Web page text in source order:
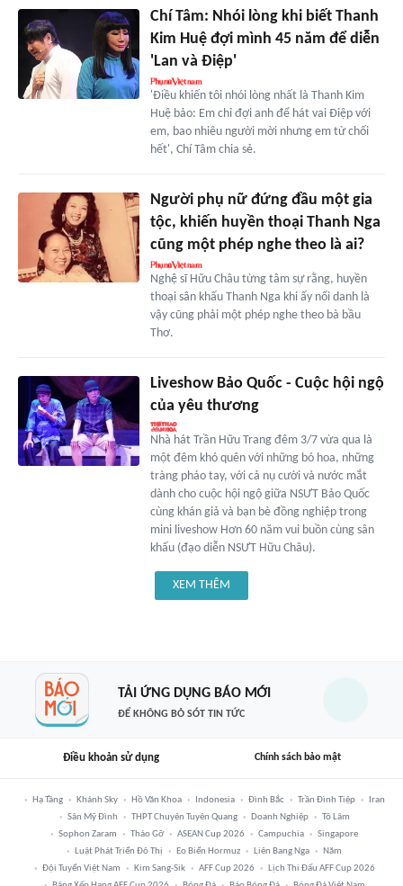
Chí Tâm: Nhói lòng khi biết Thanh
Kim Huệ đợi mình 45 năm để diễn
'Lan và Điệp'
'Điều khiến tôi nhói lòng nhất là Thanh Kim
Huệ bảo: Em chỉ đợi anh để hát vai Điệp với
em, bao nhiêu người mời nhưng em từ chối
hết', Chí Tâm chia sẻ.
Người phụ nữ đứng đầu một gia
tộc, khiến huyền thoại Thanh Nga
cũng một phép nghe theo là ai?
Nghệ sĩ Hữu Châu từng tâm sự rằng, huyền
thoại sân khấu Thanh Nga khi ấy nổi danh là
vậy cũng phải một phép nghe theo bà bầu
Thơ.
Liveshow Bảo Quốc - Cuộc hội ngộ
của yêu thương
Nhà hát Trần Hữu Trang đêm 3/7 vừa qua là
một đêm khó quên với những bó hoa, những
tràng pháo tay, với cả nụ cười và nước mắt
dành cho cuộc hội ngộ giữa NSƯT Bảo Quốc
cùng khán giả và bạn bè đồng nghiệp trong
mini liveshow Hơn 60 năm vui buồn cùng sân
khấu (đạo diễn NSƯT Hữu Châu).
XEM THÊM
TẢI ỨNG DỤNG BÁO MỚI
ĐỂ KHÔNG BỎ SÓT TIN TỨC
Điều khoản sử dụng Chính sách bảo mật
Hạ Tầng Khánh Sky Hồ Văn Khoa Indonesia Đình Bắc Trần Đình Tiệp
Iran
Sân Mỹ Đình
THPT Chuyên Tuyên Quang Doanh Nghiệp
Tô Lâm
Sophon Zaram
Tháo Gỡ ASEAN Cup 2026 Campuchia
Singapore
Luật Phát Triển Đô Thị
Eo Biển Hormuz Liên Bang Nga
Năm
Đội Tuyển Việt Nam
Kim Sang-Sik AFF Cup 2026
Lịch Thi Đấu AFF Cup 2026